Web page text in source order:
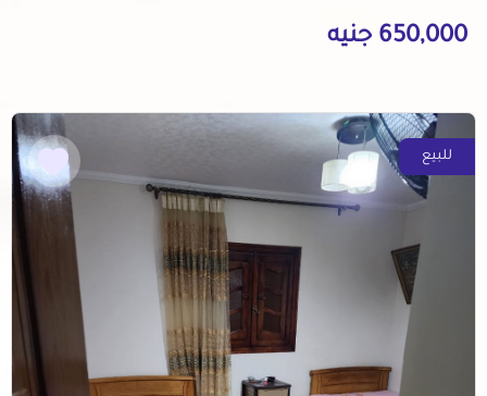
650,000 جنيه
للبيع